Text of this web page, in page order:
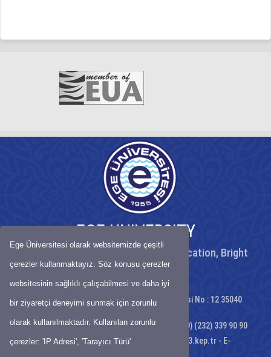
Ege Üniversitesi olarak websitemizde çeşitli
çerezler kullanmaktayız. Söz konusu çerezler
websitesinin sağlıklı çalışabilmesi ve daha iyi
bir ziyaretçi deneyimi sunmak için zorunlu
olarak kullanılmaktadır. Kullanılan zorunlu
çerezler: 'IP Adresi', 'Tarayıcı Türü'
EGE UNIVERSITY
Peaceful University, High Quality Education, Bright
Future
Ege Üniversitesi Rektörlüğü Gençlik Caddesi No : 12 35040
Bornova - İZMİR
Telephone: (+90) (232) 311 10 10 - Fax;: (+90) (232) 339 90 90
KEP:egeuniversitesi@egeuniversitesi.hs03.kep.tr- E-